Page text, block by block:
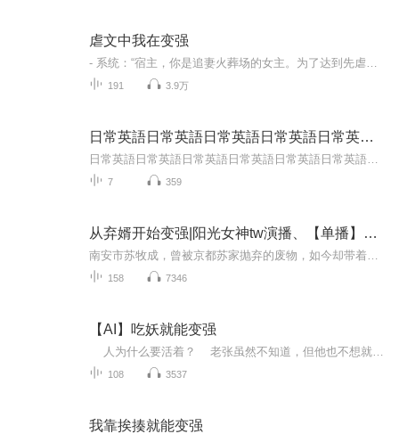
虐文中我在变强
191 3.9万
日常英語日常英語日常英語日常英語日常英語日常英語‘
7 359
从弃婿开始变强|阳光女神tw演播、【单播】从弃婿开始变强
158 7346
【AI】吃妖就能变强
108 3537
我靠挨揍就能变强